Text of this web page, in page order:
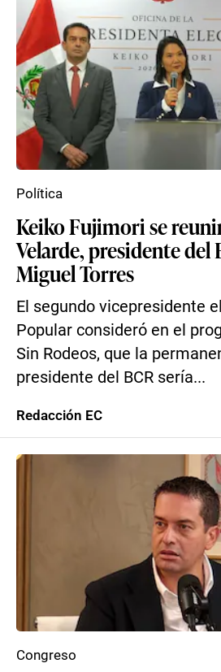
Keiko Fujimori se
Velarde, presidente del
Miguel Torres
El segundo vicepresidente
Popular consideró en el
Sin Rodeos, que la
presidente del BCR sería...
Política
Redacción EC
Congreso